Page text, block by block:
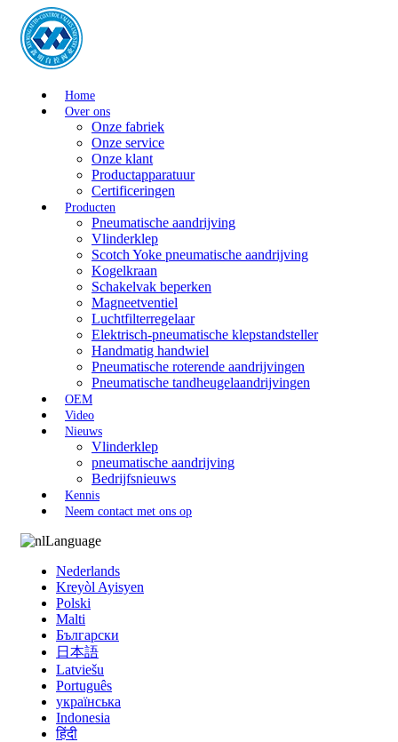
Home
Over ons
Onze fabriek
Onze service
Onze klant
Productapparatuur
Certificeringen
Producten
Pneumatische aandrijving
Vlinderklep
Scotch Yoke pneumatische aandrijving
Kogelkraan
Schakelvak beperken
Magneetventiel
Luchtfilterregelaar
Elektrisch-pneumatische klepstandsteller
Handmatig handwiel
Pneumatische roterende aandrijvingen
Pneumatische tandheugelaandrijvingen
OEM
Video
Nieuws
Vlinderklep
pneumatische aandrijving
Bedrijfsnieuws
Kennis
Neem contact met ons op
Language
Nederlands
Kreyòl Ayisyen
Polski
Malti
Български
日本語
Latviešu
Português
українська
Indonesia
हिंदी